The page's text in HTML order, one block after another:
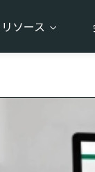
リソース